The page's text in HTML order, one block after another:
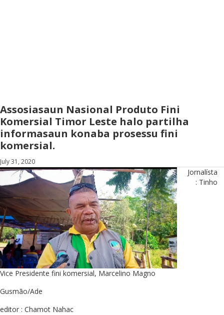
Assosiasaun Nasional Produto Fini
Komersial Timor Leste halo partilha
informasaun konaba prosessu fini
komersial.
July 31, 2020
Vice Presidente fini komersial, Marcelino Magno
Jornalísta
: Tinho
Gusmão/Ade
editor : Chamot Nahac